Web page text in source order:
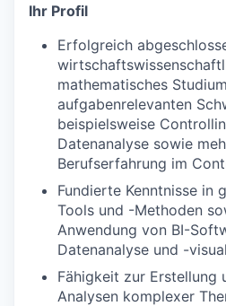
Ihr Profil
Erfolgreich
mathematisches
aufgabenrelevanten
beispielsweise
Datenanalyse sowie
Berufserfahrung im
Fundierte Kenntnisse in
Tools und -Methoden
Anwendung von BI-
Datenanalyse und -
Fähigkeit zur Erstellung
Analysen komplexer